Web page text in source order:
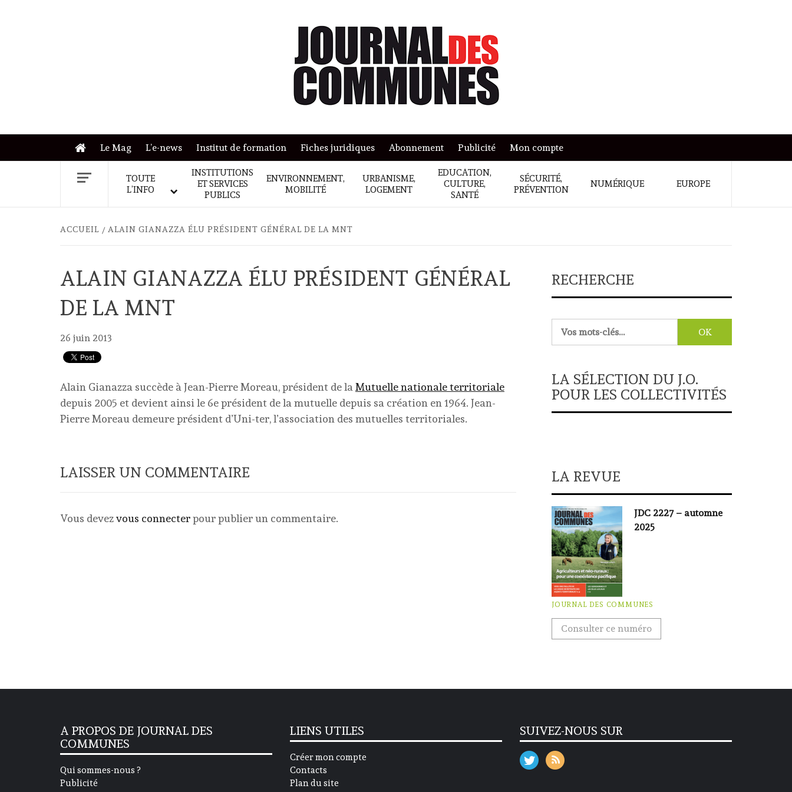
Le Mag L’e-news Institut de formation Fiches juridiques Abonnement Publicité Mon compte
TOUTE
L’INFO
INSTITUTIONS
ET SERVICES
PUBLICS
ENVIRONNEMENT,
MOBILITÉ
URBANISME,
LOGEMENT
EDUCATION,
CULTURE,
SANTÉ
SÉCURITÉ,
PRÉVENTION
NUMÉRIQUE EUROPE
ACCUEIL ALAIN GIANAZZA ÉLU PRÉSIDENT GÉNÉRAL DE LA MNT
ALAIN GIANAZZA ÉLU PRÉSIDENT GÉNÉRAL
DE LA MNT
26 juin 2013
Alain Gianazza succède à Jean-Pierre Moreau, président de la Mutuelle nationale territoriale
depuis 2005 et devient ainsi le 6e président de la mutuelle depuis sa création en 1964. Jean-
Pierre Moreau demeure président d’Uni-ter, l’association des mutuelles territoriales.
LAISSER UN COMMENTAIRE
Vous devezvous connecterpour publier un commentaire.
RECHERCHE
LA SÉLECTION DU J.O.
POUR LES COLLECTIVITÉS
LA REVUE
JDC 2227 – automne
2025
JOURNAL DES COMMUNES
Consulter ce numéro
A PROPOS DE JOURNAL DES
COMMUNES
Qui sommes-nous ?
Publicité
LIENS UTILES
Créer mon compte
Contacts
Plan du site
SUIVEZ-NOUS SUR